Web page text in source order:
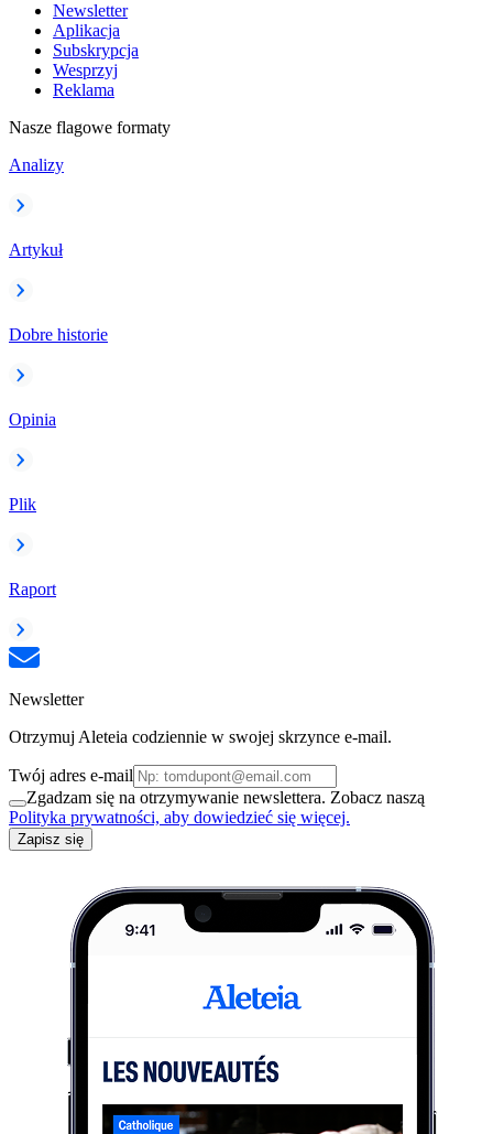
Newsletter
Aplikacja
Subskrypcja
Wesprzyj
Reklama
Nasze flagowe formaty
Analizy
Artykuł
Dobre historie
Opinia
Plik
Raport
Newsletter
Otrzymuj Aleteia codziennie w swojej skrzynce e-mail.
Twój adres e-mail
Zgadzam się na otrzymywanie newslettera. Zobacz naszą
Polityka prywatności, aby dowiedzieć się więcej.
Zapisz się